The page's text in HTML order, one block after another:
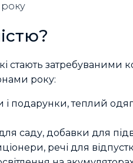
року
стають затребуваними
року:
і подарунки, теплий
саду, добавки для
речі для